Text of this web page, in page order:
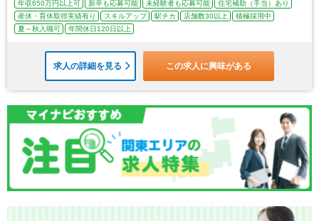
年収650万円以上可 新卒も応募可能 未経験者も応募可能
住宅補助（手当）あり
産休・育休取得実績有り
スキルアップ 駅チカ 店舗数30以上
積極採用中
夏～秋入職可
年間休日120日以上
求人の詳細を見る この求人に興味がある